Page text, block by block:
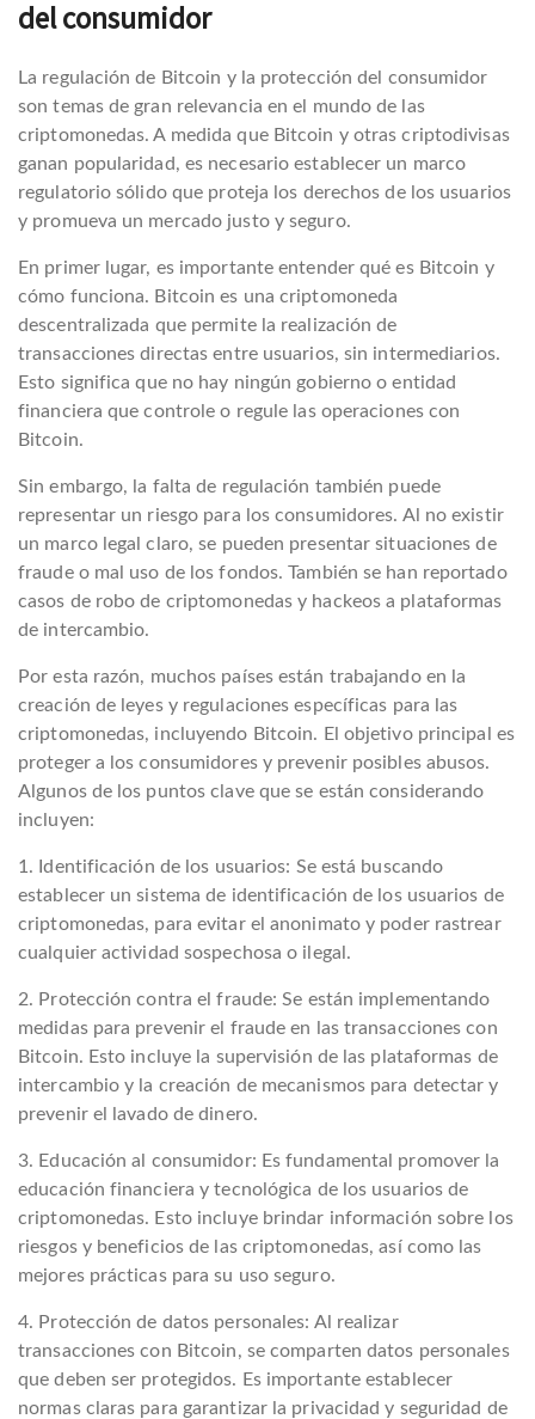
del consumidor
La regulación de Bitcoin y la protección del consumidor
son temas de gran relevancia en el mundo de las
criptomonedas. A medida que Bitcoin y otras criptodivisas
ganan popularidad, es necesario establecer un marco
regulatorio sólido que proteja los derechos de los usuarios
y promueva un mercado justo y seguro.
En primer lugar, es importante entender qué es Bitcoin y
cómo funciona. Bitcoin es una criptomoneda
descentralizada que permite la realización de
transacciones directas entre usuarios, sin intermediarios.
Esto significa que no hay ningún gobierno o entidad
financiera que controle o regule las operaciones con
Bitcoin.
Sin embargo, la falta de regulación también puede
representar un riesgo para los consumidores. Al no existir
un marco legal claro, se pueden presentar situaciones de
fraude o mal uso de los fondos. También se han reportado
casos de robo de criptomonedas y hackeos a plataformas
de intercambio.
Por esta razón, muchos países están trabajando en la
creación de leyes y regulaciones específicas para las
criptomonedas, incluyendo Bitcoin. El objetivo principal es
proteger a los consumidores y prevenir posibles abusos.
Algunos de los puntos clave que se están considerando
incluyen:
1. Identificación de los usuarios: Se está buscando
establecer un sistema de identificación de los usuarios de
criptomonedas, para evitar el anonimato y poder rastrear
cualquier actividad sospechosa o ilegal.
2. Protección contra el fraude: Se están implementando
medidas para prevenir el fraude en las transacciones con
Bitcoin. Esto incluye la supervisión de las plataformas de
intercambio y la creación de mecanismos para detectar y
prevenir el lavado de dinero.
3. Educación al consumidor: Es fundamental promover la
educación financiera y tecnológica de los usuarios de
criptomonedas. Esto incluye brindar información sobre los
riesgos y beneficios de las criptomonedas, así como las
mejores prácticas para su uso seguro.
4. Protección de datos personales: Al realizar
transacciones con Bitcoin, se comparten datos personales
que deben ser protegidos. Es importante establecer
normas claras para garantizar la privacidad y seguridad de